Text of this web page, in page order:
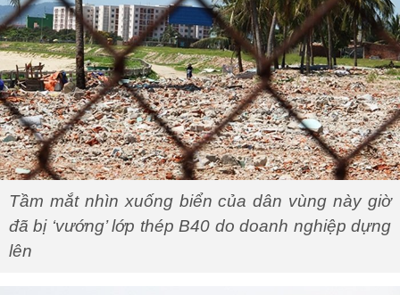
Tầm mắt nhìn xuống biển của dân vùng này giờ
đã bị ‘vướng’ lớp thép B40 do doanh nghiệp dựng
lên